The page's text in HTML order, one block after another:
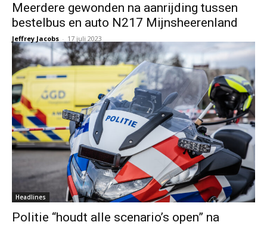
Meerdere gewonden na aanrijding tussen
bestelbus en auto N217 Mijnsheerenland
Jeffrey Jacobs - 17 juli 2023
Headlines
Politie “houdt alle scenario’s open” na